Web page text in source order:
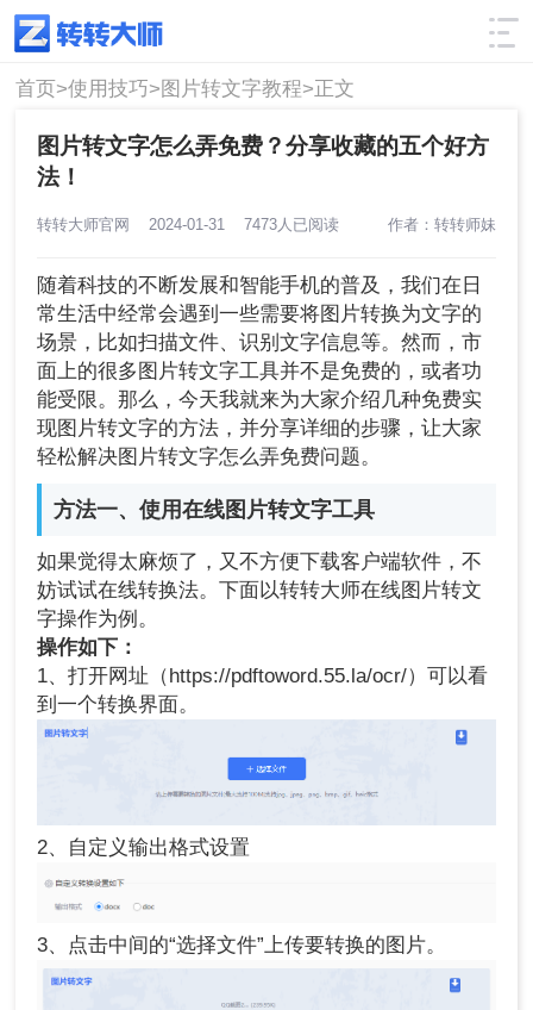
使用技巧 筛选
首页>使用技巧>图片转文字教程>正文
图片转文字怎么弄免费？分享收藏的五个好方
法！
转转大师官网 2024-01-31 7473人已阅读 作者：转转师妹
随着科技的不断发展和智能手机的普及，我们在日
常生活中经常会遇到一些需要将图片转换为文字的
场景，比如扫描文件、识别文字信息等。然而，市
面上的很多图片转文字工具并不是免费的，或者功
能受限。那么，今天我就来为大家介绍几种免费实
现图片转文字的方法，并分享详细的步骤，让大家
轻松解决图片转文字怎么弄免费问题。
方法一、使用在线图片转文字工具
如果觉得太麻烦了，又不方便下载客户端软件，不
妨试试在线转换法。下面以转转大师在线图片转文
字操作为例。
操作如下：
1、打开网址（https://pdftoword.55.la/ocr/）可以看
到一个转换界面。
2、自定义输出格式设置
3、点击中间的“选择文件”上传要转换的图片。